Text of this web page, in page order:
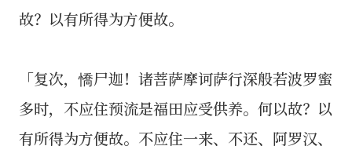
故？以有所得为方便故。
「复次，憍尸迦！诸菩萨摩诃萨行深般若波罗蜜
多时，不应住预流是福田应受供养。何以故？以
有所得为方便故。不应住一来、不还、阿罗汉、